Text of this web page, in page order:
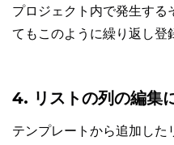
プロジェクト内で発生する
てもこのように繰り返し登
4. リストの列の編集
テンプレートから追加した